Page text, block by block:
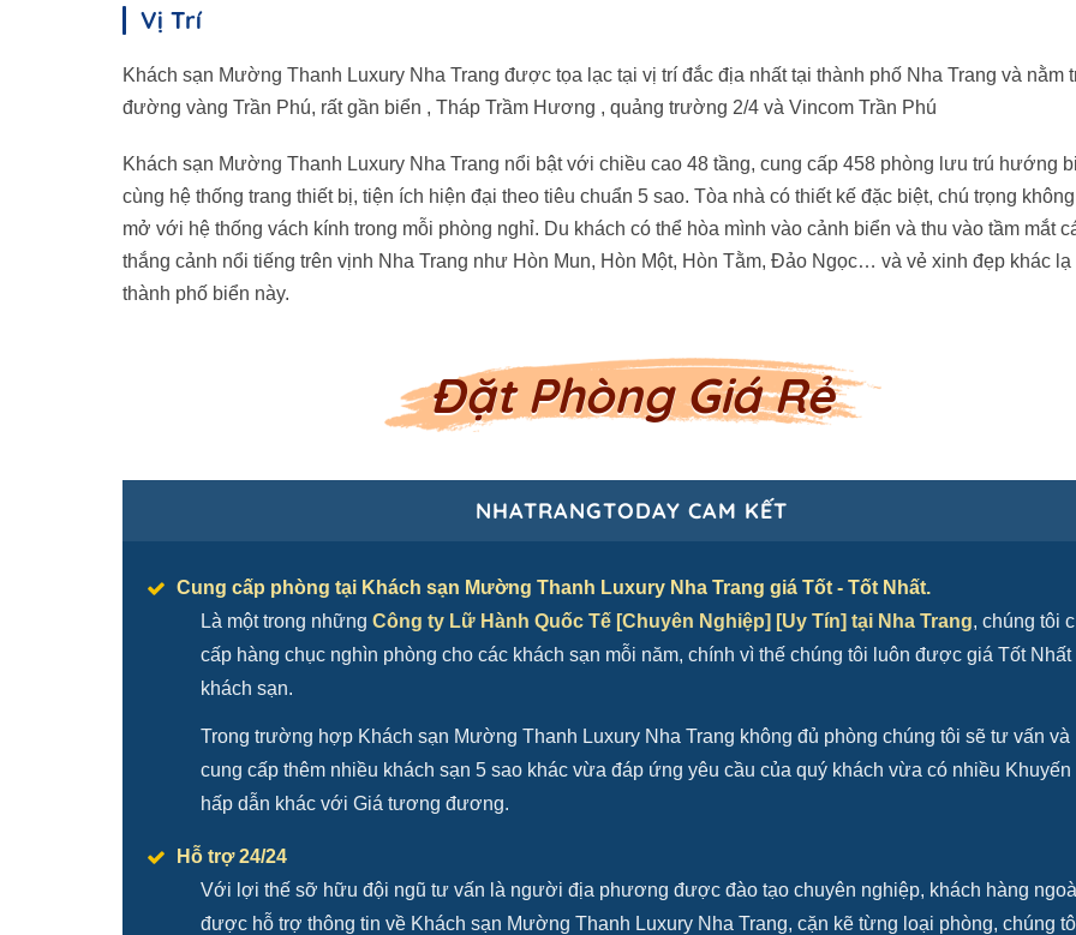
Vị Trí
Khách sạn Mường Thanh Luxury Nha Trang được tọa lạc tại vị trí đắc địa nhất tại thành phố Nha Trang và nằm
đường vàng Trần Phú, rất gần biển , Tháp Trầm Hương , quảng trường 2/4 và Vincom Trần Phú
Khách sạn Mường Thanh Luxury Nha Trang nổi bật với chiều cao 48 tầng, cung cấp 458 phòng lưu trú hướng
cùng hệ thống trang thiết bị, tiện ích hiện đại theo tiêu chuẩn 5 sao. Tòa nhà có thiết kế đặc biệt, chú trọng
mở với hệ thống vách kính trong mỗi phòng nghỉ. Du khách có thể hòa mình vào cảnh biển và thu vào tầm mắt
thắng cảnh nổi tiếng trên vịnh Nha Trang như Hòn Mun, Hòn Một, Hòn Tằm, Đảo Ngọc… và vẻ xinh đẹp khác lạ
thành phố biển này.
Đặt Phòng Giá Rẻ
NHATRANGTODAY CAM KẾT
Cung cấp phòng tại Khách sạn Mường Thanh Luxury Nha Trang giá Tốt - Tốt Nhất.
Là một trong những Công ty Lữ Hành Quốc Tế [Chuyên Nghiệp] [Uy Tín] tại Nha Trang, chúng tôi
cấp hàng chục nghìn phòng cho các khách sạn mỗi năm, chính vì thế chúng tôi luôn được giá Tốt
khách sạn.
Trong trường hợp Khách sạn Mường Thanh Luxury Nha Trang không đủ phòng chúng tôi sẽ tư vấn và
cung cấp thêm nhiều khách sạn 5 sao khác vừa đáp ứng yêu cầu của quý khách vừa có nhiều Khuyến
hấp dẫn khác với Giá tương đương.
Hỗ trợ 24/24
Với lợi thế sỡ hữu đội ngũ tư vấn là người địa phương được đào tạo chuyên nghiệp, khách hàng
được hỗ trợ thông tin về Khách sạn Mường Thanh Luxury Nha Trang, cặn kẽ từng loại phòng, chúng